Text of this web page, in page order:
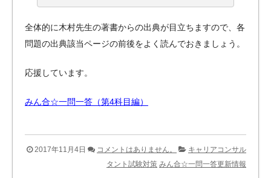
全体的に木村先生の著書からの出典が目立ちますので、各
問題の出典該当ページの前後をよく読んでおきましょう。
応援しています。
みん合☆一問一答（第4科目編）
2017年11月4日 コメントはありません。
キャリアコンサル
タント試験対策 みん合☆一問一答更新情報